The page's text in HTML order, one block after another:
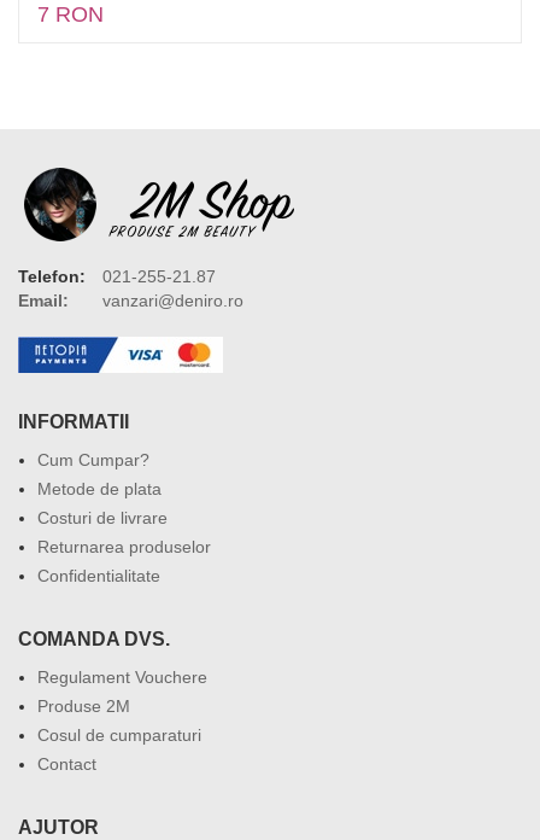
7 RON
Telefon:
021-255-21.87
Email:
vanzari@deniro.ro
INFORMATII
Cum Cumpar?
Metode de plata
Costuri de livrare
Returnarea produselor
Confidentialitate
COMANDA DVS.
Regulament Vouchere
Produse 2M
Cosul de cumparaturi
Contact
AJUTOR